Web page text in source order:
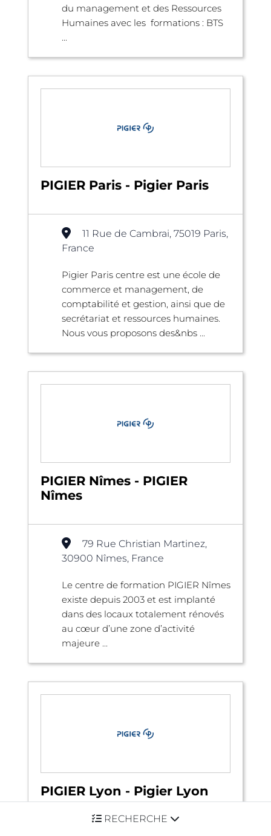
RECHERCHE
du management et des Ressources
Humaines avec les formations : BTS
...
PIGIER Paris - Pigier Paris
11 Rue de Cambrai, 75019 Paris,
France
Pigier Paris centre est une école de
commerce et management, de
comptabilité et gestion, ainsi que de
secrétariat et ressources humaines.
Nous vous proposons des&nbs ...
PIGIER Nîmes - PIGIER
Nîmes
79 Rue Christian Martinez,
30900 Nîmes, France
Le centre de formation PIGIER Nîmes
existe depuis 2003 et est implanté
dans des locaux totalement rénovés
au cœur d’une zone d’activité
majeure ...
PIGIER Lyon - Pigier Lyon